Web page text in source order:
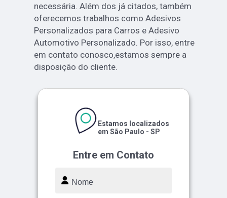
necessária. Além dos já citados, também
oferecemos trabalhos como Adesivos
Personalizados para Carros e Adesivo
Automotivo Personalizado. Por isso, entre
em contato conosco,estamos sempre a
disposição do cliente.
Entre em Contato
Estamos localizados
em São Paulo - SP